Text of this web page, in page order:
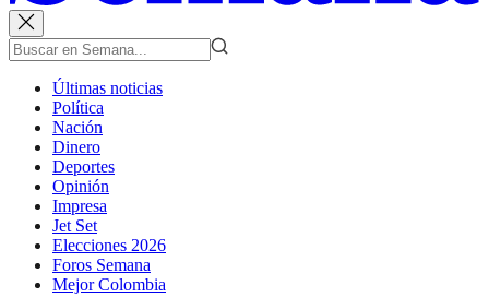
Últimas noticias
Política
Nación
Dinero
Deportes
Opinión
Impresa
Jet Set
Elecciones 2026
Foros Semana
Mejor Colombia